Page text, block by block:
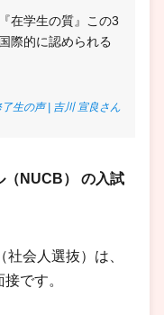
在学生の質』この3
際的に認められる
了生の声 | 吉川 宣良さん
NUCB）
の入試
会人選抜）は、
です。